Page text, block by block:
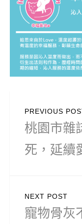
PREVIOUS
Previous
post:
桃園市雜
死，延續
NEXT POST
Next
post:
寵物骨灰